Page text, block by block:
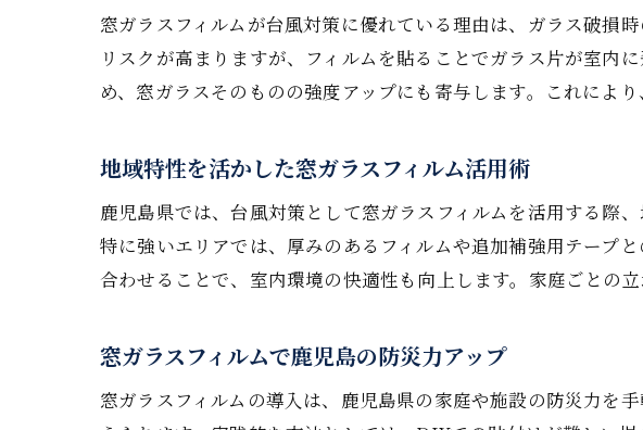
長期的
窓ガラスフィルムが台風対策に優れている理由は、ガラス破損
リスクが高まりますが、フィルムを貼ることでガラス片が室内
め、窓ガラスそのものの強度アップにも寄与します。これによ
地域特性を活かした窓ガラスフィルム活用術
鹿児島県では、台風対策として窓ガラスフィルムを活用する際
特に強いエリアでは、厚みのあるフィルムや追加補強用テープ
合わせることで、室内環境の快適性も向上します。家庭ごとの
窓ガラスフィルムで鹿児島の防災力アップ
窓ガラスフィルムの導入は、鹿児島県の家庭や施設の防災力を